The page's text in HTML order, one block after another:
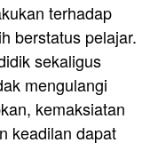
terhadap
berstatus pelajar.
sekaligus
mengulangi
kemaksiatan
keadilan dapat